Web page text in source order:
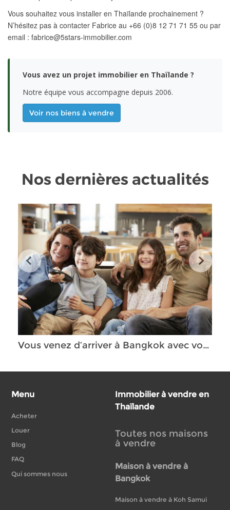
Vous souhaitez vous installer en Thaïlande prochainement ?
N’hésitez pas à contacter Fabrice au +66 (0)8 12 71 71 55 ou par
email : fabrice@5stars-immobilier.com
Vous avez un projet immobilier en Thaïlande ?
Notre équipe vous accompagne depuis 2006.
Voir nos biens à vendre
Nos dernières actualités
Vous venez d’arriver à Bangkok avec votre famille et vous recherchez un logement ?
Menu
Acheter
Louer
Blog
FAQ
Qui sommes nous
Immobilier à vendre en
Thaïlande
Toutes nos maisons
à vendre
Maison à vendre à
Bangkok
Maison à vendre à Koh Samui